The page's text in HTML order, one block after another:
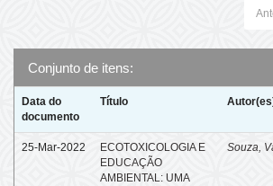
Conjunto de itens:
Data do
documento
Título
25-Mar-2022
ECOTOXICOLOGIA E
EDUCAÇÃO
AMBIENTAL: UMA
Souza,